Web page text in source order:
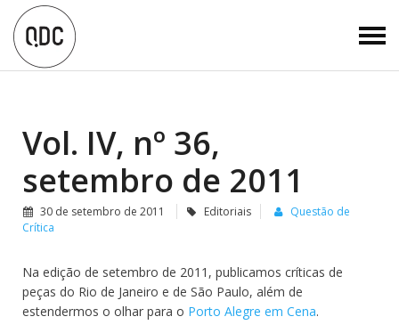
Vol. IV, nº 36,
setembro de 2011
30 de setembro de 2011 Editoriais
Questão de
Crítica
Na edição de setembro de 2011, publicamos críticas de
peças do Rio de Janeiro e de São Paulo, além de
estendermos o olhar para o Porto Alegre em Cena.